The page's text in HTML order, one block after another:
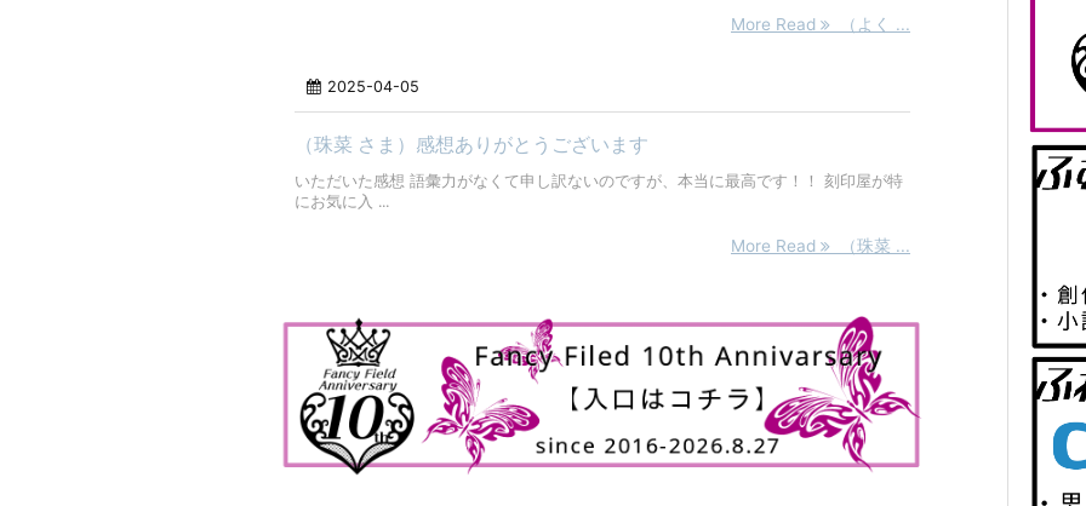
More Read （よく ...
2025-04-05
（珠菜 さま）感想ありがとうございます
いただいた感想 語彙力がなくて申し訳ないのですが、本当に最高です！！ 刻印屋が特
にお気に入 ...
More Read （珠菜 ...